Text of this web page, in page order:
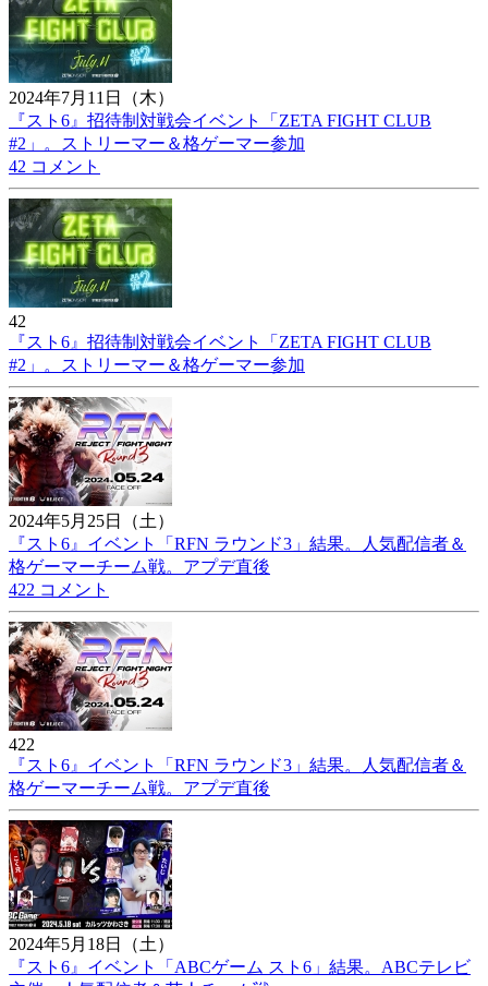
2024年7月11日（木）
『スト6』招待制対戦会イベント「ZETA FIGHT CLUB
#2」。ストリーマー＆格ゲーマー参加
42 コメント
42
『スト6』招待制対戦会イベント「ZETA FIGHT CLUB
#2」。ストリーマー＆格ゲーマー参加
2024年5月25日（土）
『スト6』イベント「RFN ラウンド3」結果。人気配信者＆
格ゲーマーチーム戦。アプデ直後
422 コメント
422
『スト6』イベント「RFN ラウンド3」結果。人気配信者＆
格ゲーマーチーム戦。アプデ直後
2024年5月18日（土）
『スト6』イベント「ABCゲーム スト6」結果。ABCテレビ